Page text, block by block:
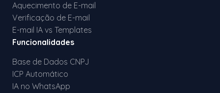
Aquecimento de E-mail
Verificação de E-mail
E-mail IA vs Templates
Funcionalidades
Base de Dados CNPJ
ICP Automático
IA no WhatsApp